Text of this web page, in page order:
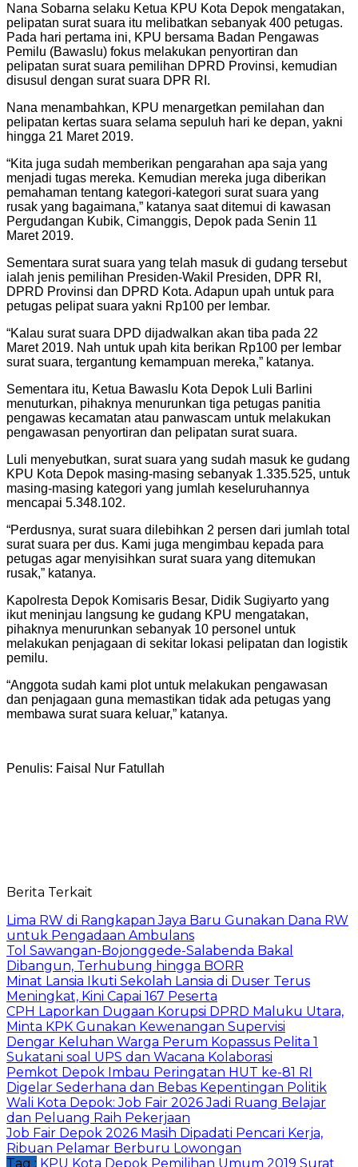
Nana Sobarna selaku Ketua KPU Kota Depok mengatakan,
pelipatan surat suara itu melibatkan sebanyak 400 petugas.
Pada hari pertama ini, KPU bersama Badan Pengawas
Pemilu (Bawaslu) fokus melakukan penyortiran dan
pelipatan surat suara pemilihan DPRD Provinsi, kemudian
disusul dengan surat suara DPR RI.
Nana menambahkan, KPU menargetkan pemilahan dan
pelipatan kertas suara selama sepuluh hari ke depan, yakni
hingga 21 Maret 2019.
“Kita juga sudah memberikan pengarahan apa saja yang
menjadi tugas mereka. Kemudian mereka juga diberikan
pemahaman tentang kategori-kategori surat suara yang
rusak yang bagaimana,” katanya saat ditemui di kawasan
Pergudangan Kubik, Cimanggis, Depok pada Senin 11
Maret 2019.
Sementara surat suara yang telah masuk di gudang tersebut
ialah jenis pemilihan Presiden-Wakil Presiden, DPR RI,
DPRD Provinsi dan DPRD Kota. Adapun upah untuk para
petugas pelipat suara yakni Rp100 per lembar.
“Kalau surat suara DPD dijadwalkan akan tiba pada 22
Maret 2019. Nah untuk upah kita berikan Rp100 per lembar
surat suara, tergantung kemampuan mereka,” katanya.
Sementara itu, Ketua Bawaslu Kota Depok Luli Barlini
menuturkan, pihaknya menurunkan tiga petugas panitia
pengawas kecamatan atau panwascam untuk melakukan
pengawasan penyortiran dan pelipatan surat suara.
Luli menyebutkan, surat suara yang sudah masuk ke gudang
KPU Kota Depok masing-masing sebanyak 1.335.525, untuk
masing-masing kategori yang jumlah keseluruhannya
mencapai 5.348.102.
“Perdusnya, surat suara dilebihkan 2 persen dari jumlah total
surat suara per dus. Kami juga mengimbau kepada para
petugas agar menyisihkan surat suara yang ditemukan
rusak,” katanya.
Kapolresta Depok Komisaris Besar, Didik Sugiyarto yang
ikut meninjau langsung ke gudang KPU mengatakan,
pihaknya menurunkan sebanyak 10 personel untuk
melakukan penjagaan di sekitar lokasi pelipatan dan logistik
pemilu.
“Anggota sudah kami plot untuk melakukan pengawasan
dan penjagaan guna memastikan tidak ada petugas yang
membawa surat suara keluar,” katanya.
Penulis: Faisal Nur Fatullah
Berita Terkait
Lima RW di Rangkapan Jaya Baru Gunakan Dana RW
untuk Pengadaan Ambulans
Tol Sawangan-Bojonggede-Salabenda Bakal
Dibangun, Terhubung hingga BORR
Minat Lansia Ikuti Sekolah Lansia di Duser Terus
Meningkat, Kini Capai 167 Peserta
CPH Laporkan Dugaan Korupsi DPRD Maluku Utara,
Minta KPK Gunakan Kewenangan Supervisi
Dengar Keluhan Warga Perum Kopassus Pelita 1
Sukatani soal UPS dan Wacana Kolaborasi
Pemkot Depok Imbau Peringatan HUT ke-81 RI
Digelar Sederhana dan Bebas Kepentingan Politik
Wali Kota Depok: Job Fair 2026 Jadi Ruang Belajar
dan Peluang Raih Pekerjaan
Job Fair Depok 2026 Masih Dipadati Pencari Kerja,
Ribuan Pelamar Berburu Lowongan
Tag : KPU Kota Depok Pemilihan Umum 2019 Surat